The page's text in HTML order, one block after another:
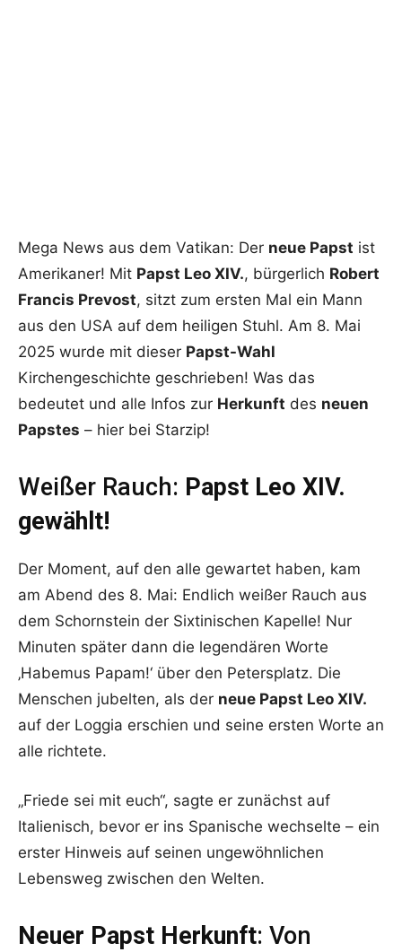
Mega News aus dem Vatikan: Der neue Papst ist
Amerikaner! Mit Papst Leo XIV., bürgerlich Robert
Francis Prevost, sitzt zum ersten Mal ein Mann
aus den USA auf dem heiligen Stuhl. Am 8. Mai
2025 wurde mit dieser Papst-Wahl
Kirchengeschichte geschrieben! Was das
bedeutet und alle Infos zur Herkunft des neuen
Papstes – hier bei Starzip!
Weißer Rauch: Papst Leo XIV.
gewählt!
Der Moment, auf den alle gewartet haben, kam
am Abend des 8. Mai: Endlich weißer Rauch aus
dem Schornstein der Sixtinischen Kapelle! Nur
Minuten später dann die legendären Worte
‚Habemus Papam!‘ über den Petersplatz. Die
Menschen jubelten, als der neue Papst Leo XIV.
auf der Loggia erschien und seine ersten Worte an
alle richtete.
„Friede sei mit euch“, sagte er zunächst auf
Italienisch, bevor er ins Spanische wechselte – ein
erster Hinweis auf seinen ungewöhnlichen
Lebensweg zwischen den Welten.
Neuer Papst Herkunft: Von